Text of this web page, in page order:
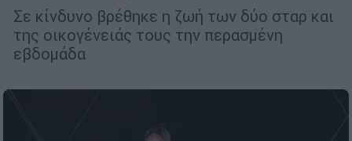
Σε κίνδυνο βρέθηκε η ζωή των δύο σταρ και
της οικογένειάς τους την περασμένη
εβδομάδα